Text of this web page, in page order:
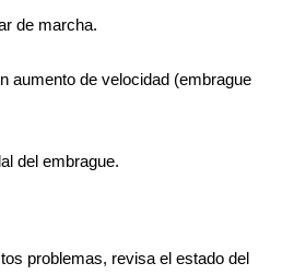
de marcha.
aumento de velocidad (embrague
del embrague.
problemas, revisa el estado del